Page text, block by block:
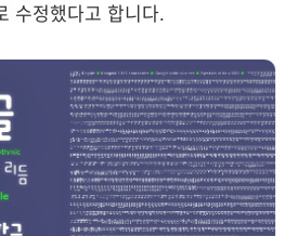
수정했다고 합니다.